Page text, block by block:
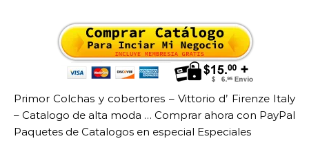
Primor Colchas y cobertores – Vittorio d’ Firenze Italy
– Catalogo de alta moda … Comprar ahora con PayPal
Paquetes de Catalogos en especial Especiales